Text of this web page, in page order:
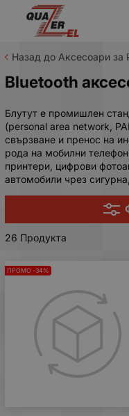
Назад до Аксесоари за
Bluetooth
Блутут е промишлен
(personal area network,
свързване и пренос на
рода на мобилни
принтери, цифрови
автомобили чрез
26 Продукта
ПРОМО -34%